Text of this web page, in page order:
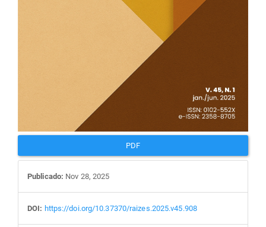
PDF
Publicado: Nov 28, 2025
DOI: https://doi.org/10.37370/raizes.2025.v45.908